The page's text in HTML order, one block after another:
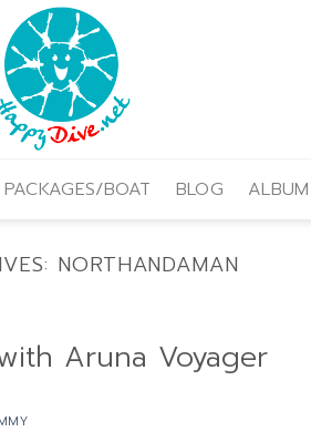
PACKAGES/BOAT BLOG ALBUM
NORTHANDAMAN
Aruna Voyager